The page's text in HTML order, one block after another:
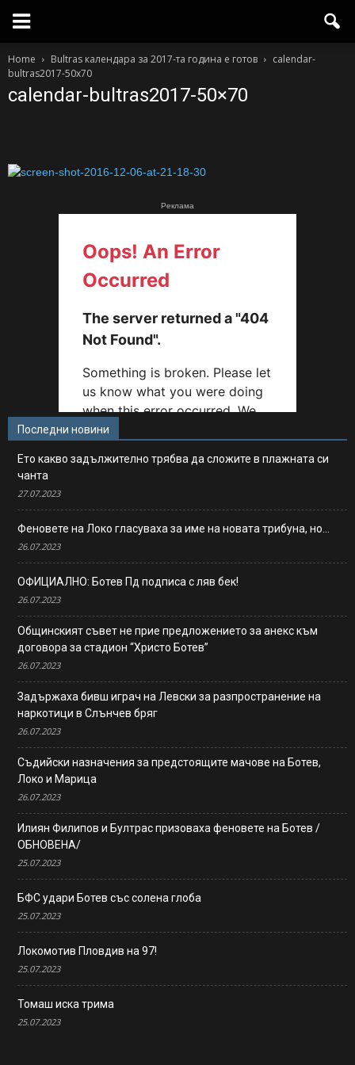
Home Bultras календара за 2017-та година е готов
calendar-
bultras2017-50x70
calendar-bultras2017-50×70
Реклама
Последни новини
Ето какво задължително трябва да сложите в плажната си
чанта
27.07.2023
Феновете на Локо гласуваха за име на новата трибуна, но…
26.07.2023
ОФИЦИАЛНО: Ботев Пд подписа с ляв бек!
26.07.2023
Общинският съвет не прие предложението за анекс към
договора за стадион “Христо Ботев”
26.07.2023
Задържаха бивш играч на Левски за разпространение на
наркотици в Слънчев бряг
26.07.2023
Съдийски назначения за предстоящите мачове на Ботев,
Локо и Марица
26.07.2023
Илиян Филипов и Бултрас призоваха феновете на Ботев /
ОБНОВЕНА/
25.07.2023
БФС удари Ботев със солена глоба
25.07.2023
Локомотив Пловдив на 97!
25.07.2023
Томаш иска трима
25.07.2023